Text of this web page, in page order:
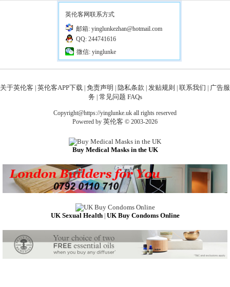
英伦客网联系方式
邮箱: yinglunkezhan@hotmail.com
QQ: 244741616
微信: yinglunke
关于英伦客 英伦客APP下载 免责声明 隐私条款 发贴规则 联系我们
广告服
务 常见问题 FAQs
Copyright@https://yinglunke.uk all rights reserved
Powered by 英伦客 © 2003-2026
Buy Medical Masks in the UK
UK Sexual Health| UK Buy Condoms Online